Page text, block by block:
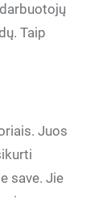
Taip
Juos
save. Jie